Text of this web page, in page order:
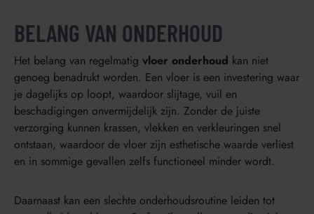
BELANG VAN ONDERHOUD
Het belang van regelmatig vloer onderhoud kan niet
genoeg benadrukt worden. Een vloer is een investering waar
je dagelijks op loopt, waardoor slijtage, vuil en
beschadigingen onvermijdelijk zijn. Zonder de juiste
verzorging kunnen krassen, vlekken en verkleuringen snel
ontstaan, waardoor de vloer zijn esthetische waarde verliest
en in sommige gevallen zelfs functioneel minder wordt.
Daarnaast kan een slechte onderhoudsroutine leiden tot